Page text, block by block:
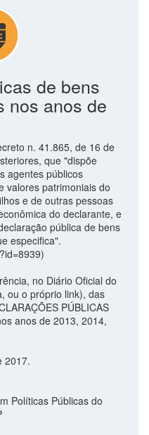
de bens
nos anos de
n. 41.865, de 16 de
que "dispõe
agentes públicos
valores patrimoniais do
e de outras pessoas
do declarante, e
pública de bens
especifica".
no Diário Oficial do
ou o próprio link), das
PÚBLICAS
anos de 2013, 2014,
2017.
Políticas Públicas do